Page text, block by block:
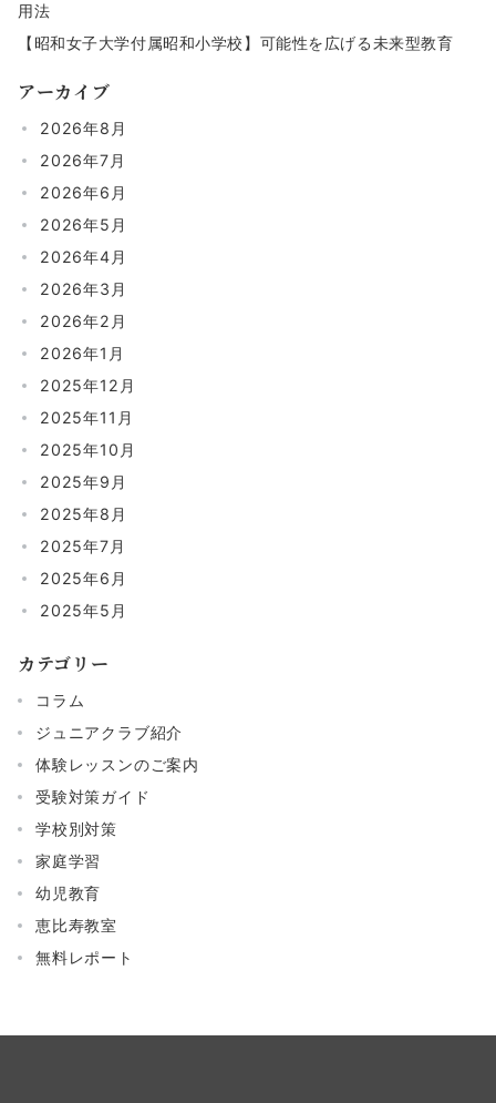
用法
【昭和女子大学付属昭和小学校】可能性を広げる未来型教育
アーカイブ
2026年8月
2026年7月
2026年6月
2026年5月
2026年4月
2026年3月
2026年2月
2026年1月
2025年12月
2025年11月
2025年10月
2025年9月
2025年8月
2025年7月
2025年6月
2025年5月
カテゴリー
コラム
ジュニアクラブ紹介
体験レッスンのご案内
受験対策ガイド
学校別対策
家庭学習
幼児教育
恵比寿教室
無料レポート